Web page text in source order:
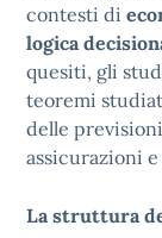
contesti di
logica
quesiti, gli
teoremi
delle
assicurazioni
La struttura